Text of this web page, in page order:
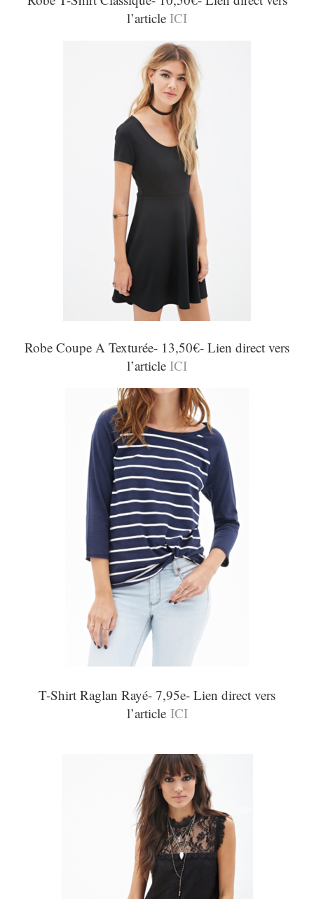
l’article ICI
Robe Coupe A Texturée- 13,50€- Lien direct vers
l’article ICI
T-Shirt Raglan Rayé- 7,95e- Lien direct vers
l’article ICI